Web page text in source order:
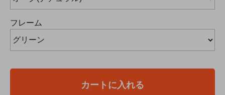
フレーム
カートに入れる